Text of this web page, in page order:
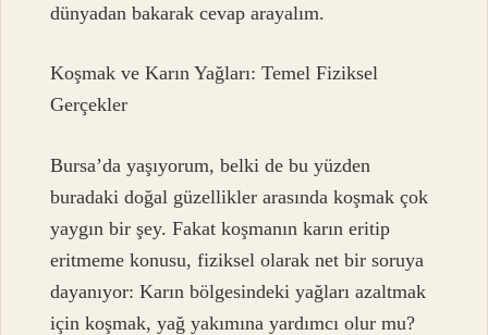
dünyadan bakarak cevap arayalım.
Koşmak ve Karın Yağları: Temel Fiziksel
Gerçekler
Bursa’da yaşıyorum, belki de bu yüzden
buradaki doğal güzellikler arasında koşmak çok
yaygın bir şey. Fakat koşmanın karın eritip
eritmeme konusu, fiziksel olarak net bir soruya
dayanıyor: Karın bölgesindeki yağları azaltmak
için koşmak, yağ yakımına yardımcı olur mu?